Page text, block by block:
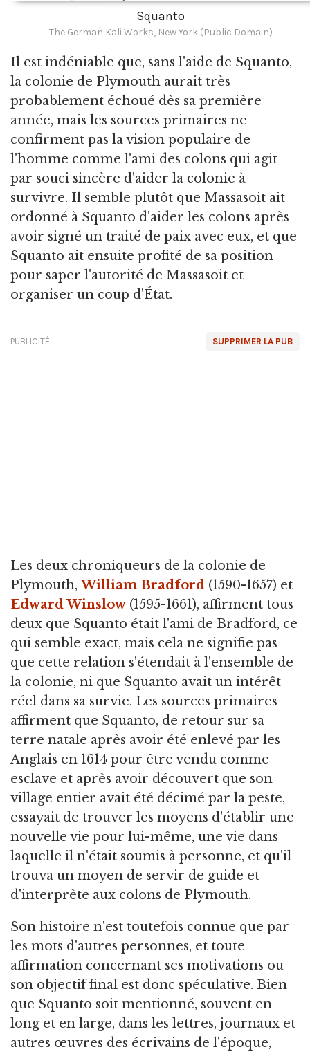
Squanto
The German Kali Works, New York (Public Domain)
Il est indéniable que, sans l'aide de Squanto,
la colonie de Plymouth aurait très
probablement échoué dès sa première
année, mais les sources primaires ne
confirment pas la vision populaire de
l'homme comme l'ami des colons qui agit
par souci sincère d'aider la colonie à
survivre. Il semble plutôt que Massasoit ait
ordonné à Squanto d'aider les colons après
avoir signé un traité de paix avec eux, et que
Squanto ait ensuite profité de sa position
pour saper l'autorité de Massasoit et
organiser un coup d'État.
SUPPRIMER LA PUB
PUBLICITÉ
Les deux chroniqueurs de la colonie de
Plymouth,William Bradford (1590-1657) et
Edward Winslow (1595-1661), affirment tous
deux que Squanto était l'ami de Bradford, ce
qui semble exact, mais cela ne signifie pas
que cette relation s'étendait à l'ensemble de
la colonie, ni que Squanto avait un intérêt
réel dans sa survie. Les sources primaires
affirment que Squanto, de retour sur sa
terre natale après avoir été enlevé par les
Anglais en 1614 pour être vendu comme
esclave et après avoir découvert que son
village entier avait été décimé par la peste,
essayait de trouver les moyens d'établir une
nouvelle vie pour lui-même, une vie dans
laquelle il n'était soumis à personne, et qu'il
trouva un moyen de servir de guide et
d'interprète aux colons de Plymouth.
Son histoire n'est toutefois connue que par
les mots d'autres personnes, et toute
affirmation concernant ses motivations ou
son objectif final est donc spéculative. Bien
que Squanto soit mentionné, souvent en
long et en large, dans les lettres, journaux et
autres œuvres des écrivains de l'époque,